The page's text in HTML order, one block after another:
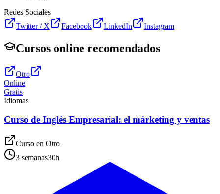
Redes Sociales
Twitter / X
Facebook LinkedIn Instagram
Cursos online recomendados
Otro
Online
Gratis
Idiomas
Curso de Inglés Empresarial: el márketing y ventas
Curso en Otro
3 semanas30h